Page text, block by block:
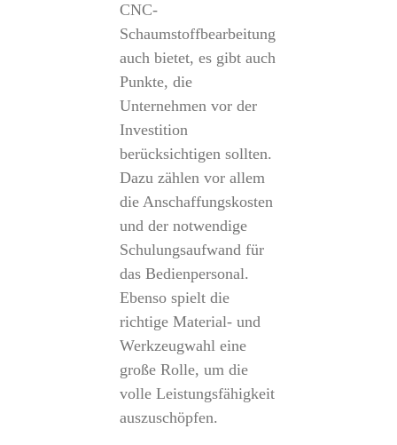
CNC-
Schaumstoffbearbeitung
auch bietet, es gibt auch
Punkte, die
Unternehmen vor der
Investition
berücksichtigen sollten.
Dazu zählen vor allem
die Anschaffungskosten
und der notwendige
Schulungsaufwand für
das Bedienpersonal.
Ebenso spielt die
richtige Material- und
Werkzeugwahl eine
große Rolle, um die
volle Leistungsfähigkeit
auszuschöpfen.